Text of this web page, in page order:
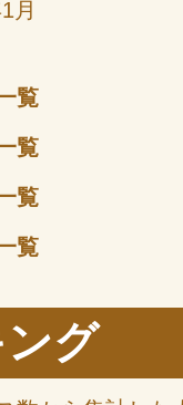
月
覧
覧
覧
覧
グ